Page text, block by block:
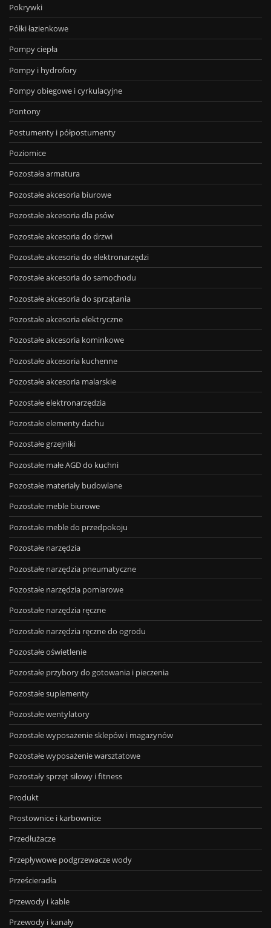
Pokrywki
Półki łazienkowe
Pompy ciepła
Pompy i hydrofory
Pompy obiegowe i cyrkulacyjne
Pontony
Postumenty i półpostumenty
Poziomice
Pozostała armatura
Pozostałe akcesoria biurowe
Pozostałe akcesoria dla psów
Pozostałe akcesoria do drzwi
Pozostałe akcesoria do elektronarzędzi
Pozostałe akcesoria do samochodu
Pozostałe akcesoria do sprzątania
Pozostałe akcesoria elektryczne
Pozostałe akcesoria kominkowe
Pozostałe akcesoria kuchenne
Pozostałe akcesoria malarskie
Pozostałe elektronarzędzia
Pozostałe elementy dachu
Pozostałe grzejniki
Pozostałe małe AGD do kuchni
Pozostałe materiały budowlane
Pozostałe meble biurowe
Pozostałe meble do przedpokoju
Pozostałe narzędzia
Pozostałe narzędzia pneumatyczne
Pozostałe narzędzia pomiarowe
Pozostałe narzędzia ręczne
Pozostałe narzędzia ręczne do ogrodu
Pozostałe oświetlenie
Pozostałe przybory do gotowania i pieczenia
Pozostałe suplementy
Pozostałe wentylatory
Pozostałe wyposażenie sklepów i magazynów
Pozostałe wyposażenie warsztatowe
Pozostały sprzęt siłowy i fitness
Produkt
Prostownice i karbownice
Przedłużacze
Przepływowe podgrzewacze wody
Prześcieradła
Przewody i kable
Przewody i kanały